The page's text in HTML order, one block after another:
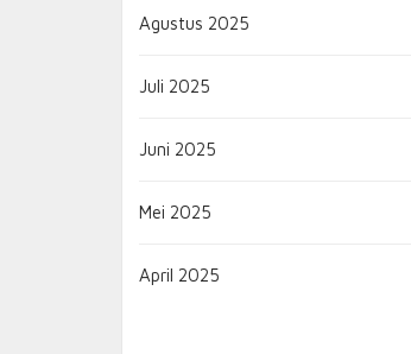
Agustus 2025
Juli 2025
Juni 2025
Mei 2025
April 2025